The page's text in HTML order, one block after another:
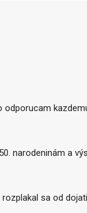
narodeninám a
sa od